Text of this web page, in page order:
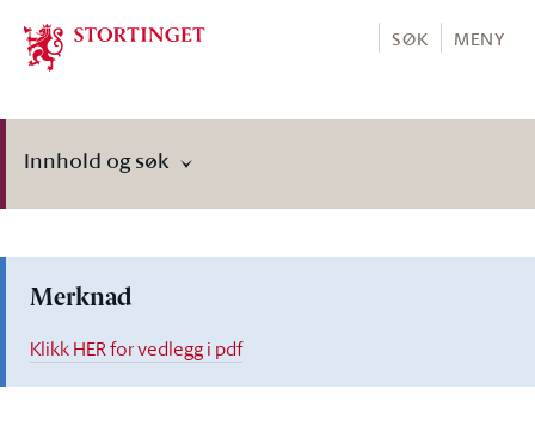
Stortinget.no
SØK MENY
Innhold og søk
Merknad
Klikk HER for vedlegg i pdf